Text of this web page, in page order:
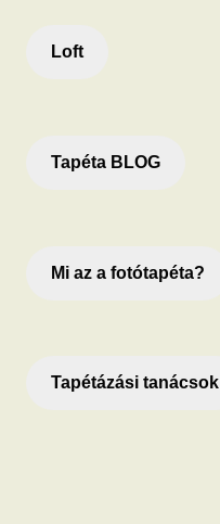
Loft
Tapéta BLOG
Mi az a fotótapéta?
Tapétázási tanácsok